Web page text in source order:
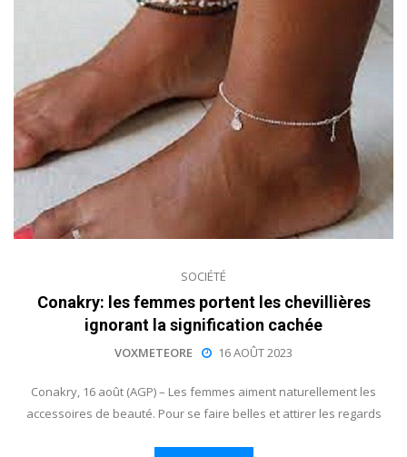
SOCIÉTÉ
Conakry: les femmes portent les chevillières
ignorant la signification cachée
VOXMETEORE 16 AOÛT 2023
Conakry, 16 août (AGP) – Les femmes aiment naturellement les
accessoires de beauté. Pour se faire belles et attirer les regards